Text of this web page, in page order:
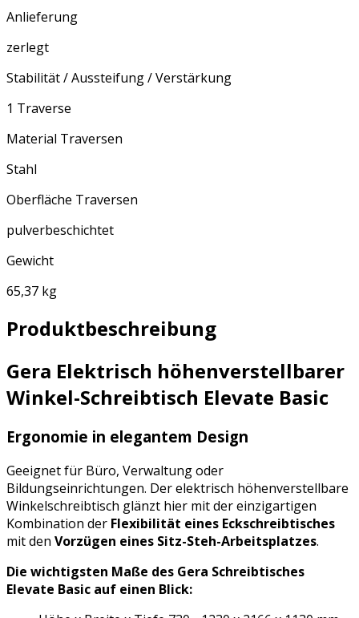
Anlieferung
zerlegt
Stabilität / Aussteifung / Verstärkung
1 Traverse
Material Traversen
Stahl
Oberfläche Traversen
pulverbeschichtet
Gewicht
65,37 kg
Produktbeschreibung
Gera Elektrisch höhenverstellbarer
Winkel-Schreibtisch Elevate Basic
Ergonomie in elegantem Design
Geeignet für Büro, Verwaltung oder
Bildungseinrichtungen. Der elektrisch höhenverstellbare
Winkelschreibtisch glänzt hier mit der einzigartigen
Kombination der Flexibilität eines Eckschreibtisches
mit den Vorzügen eines Sitz-Steh-Arbeitsplatzes.
Die wichtigsten Maße des Gera Schreibtisches
Elevate Basic auf einen Blick: